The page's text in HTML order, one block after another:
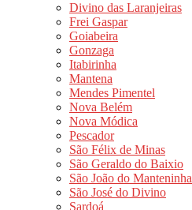
Divino das Laranjeiras
Frei Gaspar
Goiabeira
Gonzaga
Itabirinha
Mantena
Mendes Pimentel
Nova Belém
Nova Módica
Pescador
São Félix de Minas
São Geraldo do Baixio
São João do Manteninha
São José do Divino
Sardoá